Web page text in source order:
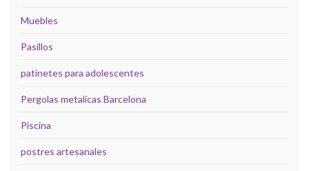
Muebles
Pasillos
patinetes para adolescentes
Pergolas metalicas Barcelona
Piscina
postres artesanales